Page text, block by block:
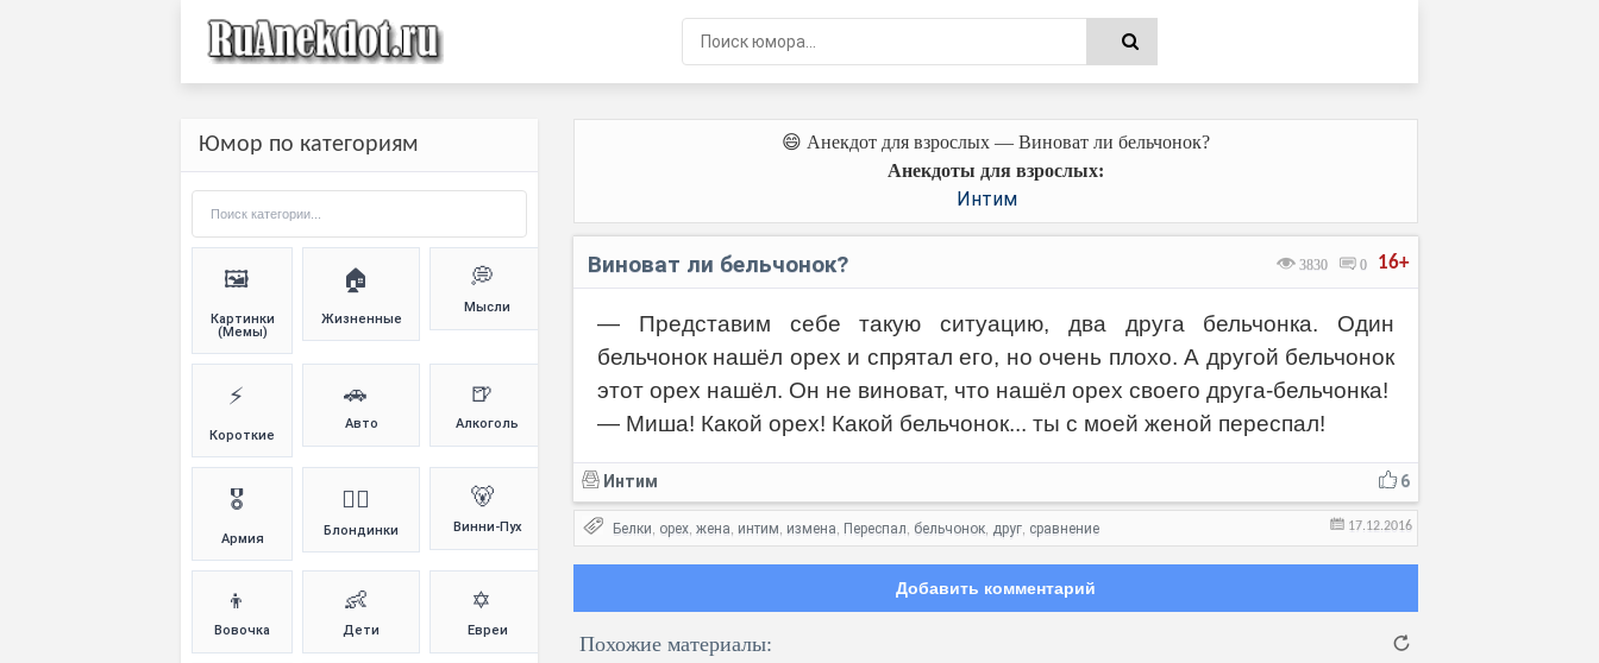
😄 Анекдот для взрослых — Виноват ли бельчонок?
Анекдоты для взрослых:
Интим
16+
3830 0
Виноват ли бельчонок?
— Представим себе такую ситуацию, два друга бельчонка. Один
бельчонок нашёл орех и спрятал его, но очень плохо. А другой бельчонок
этот орех нашёл. Он не виноват, что нашёл орех своего друга-бельчонка!
— Миша! Какой орех! Какой бельчонок... ты с моей женой переспал!
6
Интим
17.12.2016
Белки, орех, жена, интим, измена, Переспал, бельчонок, друг, сравнение
Добавить комментарий
Похожие материалы:
Юмор по категориям
🖼️
Картинки
(Мемы)
🏠
Жизненные
💭
Мысли
⚡
Короткие
🚗
Авто
🍺
Алкоголь
🎖️
Армия
👱‍♀️
Блондинки
🐻
Винни-Пух
👦
Вовочка
👶
Дети
✡️
Евреи